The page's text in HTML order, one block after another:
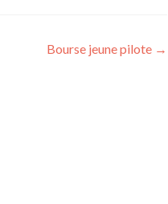
Bourse jeune pilote →